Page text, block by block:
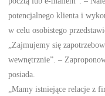
potencjalnego klienta i
w celu osobistego
„Zajmujemy się
wewnętrznie”. –
posiada.
„Mamy istniejące relacje z